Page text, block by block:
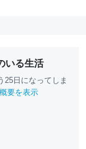
いる生活
25日になってしま
概要を表示